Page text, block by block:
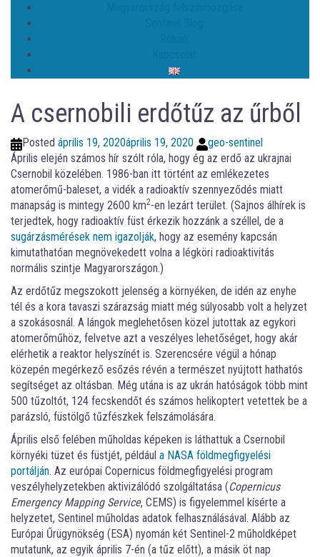
A csernobili erdőtűz az űrből
Posted április 19, 2020április 19, 2020
geo-sentinel
Április elején számos hír szólt róla, hogy ég az erdő az ukrajnai
Csernobil közelében. 1986-ban itt történt az emlékezetes
atomerőmű-baleset, a vidék a radioaktív szennyeződés miatt
manapság is mintegy 2600 km2-en lezárt terület. (Sajnos álhírek is
terjedtek, hogy radioaktív füst érkezik hozzánk a széllel, de a
sugárzásmérések nem igazolják, hogy az esemény kapcsán
kimutathatóan megnövekedett volna a légköri radioaktivitás
normális szintje Magyarországon.)
Az erdőtűz megszokott jelenség a környéken, de idén az enyhe
tél és a kora tavaszi szárazság miatt még súlyosabb volt a helyzet
a szokásosnál. A lángok meglehetősen közel jutottak az egykori
atomerőműhöz, felvetve azt a veszélyes lehetőséget, hogy akár
elérhetik a reaktor helyszínét is. Szerencsére végül a hónap
közepén megérkező esőzés révén a természet nyújtott hathatós
segítséget az oltásban. Még utána is az ukrán hatóságok több mint
500 tűzoltót, 124 fecskendőt és számos helikoptert vetettek be a
parázsló, füstölgő tűzfészkek felszámolására.
Április első felében műholdas képeken is láthattuk a Csernobil
környéki tüzet és füstjét, például a NASA földmegfigyelési
portálján. Az európai Copernicus földmegfigyelési program
veszélyhelyzetekben aktivizálódó szolgáltatása (Copernicus
Emergency Mapping Service, CEMS) is figyelemmel kísérte a
helyzetet, Sentinel műholdas adatok felhasználásával. Alább az
Európai Űrügynökség (ESA) nyomán két Sentinel-2 műholdképet
mutatunk, az egyik április 7-én (a tűz előtt), a másik öt nap